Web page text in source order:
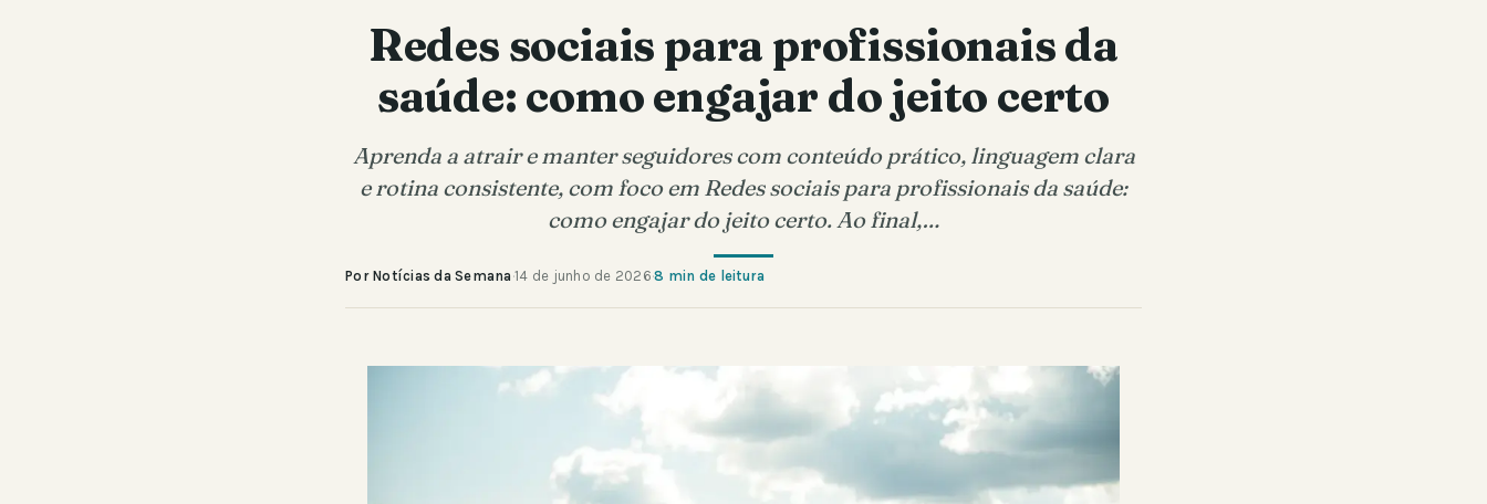
Redes sociais para profissionais da
saúde: como engajar do jeito certo
Aprenda a atrair e manter seguidores com conteúdo prático, linguagem clara
e rotina consistente, com foco em Redes sociais para profissionais da saúde:
como engajar do jeito certo. Ao final,…
Por Notícias da Semana ·14 de junho de 2026·8 min de leitura